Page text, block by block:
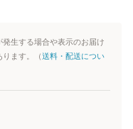
生する場合や表示のお届け
ます。（送料・配送につい